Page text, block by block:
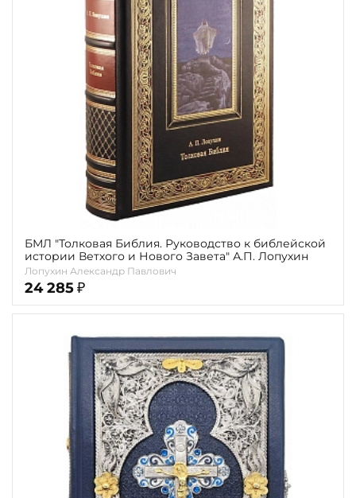
БМЛ "Толковая Библия. Руководство к библейской
истории Ветхого и Нового Завета" А.П. Лопухин
Лопухин Александр Павлович
24 285 ₽